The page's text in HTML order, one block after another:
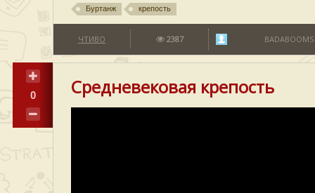
Буртанж крепость
ЧТИВО 2387 BADABOOMS
0 Средневековая крепость